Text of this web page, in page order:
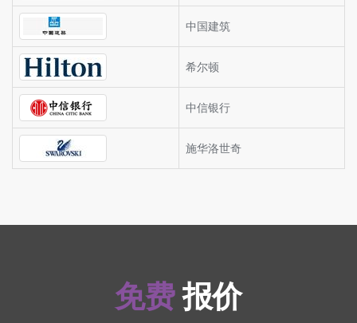
中国建筑
希尔顿
中信银行
施华洛世奇
免费报价